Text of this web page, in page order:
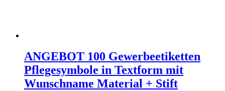
ANGEBOT 100 Gewerbeetiketten
Pflegesymbole in Textform mit
Wunschname Material + Stift